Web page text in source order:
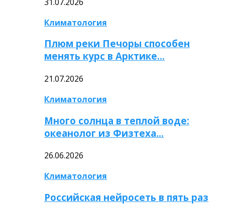
Климатология
Плюм реки Печоры способен
менять курс в Арктике…
21.07.2026
Климатология
Много солнца в теплой воде:
океанолог из Физтеха…
26.06.2026
Климатология
Российская нейросеть в пять раз